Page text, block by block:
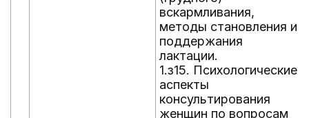
вскармливания,
методы становления и
поддержания
лактации.
1.з15. Психологические
аспекты
консультирования
женщин по вопросам